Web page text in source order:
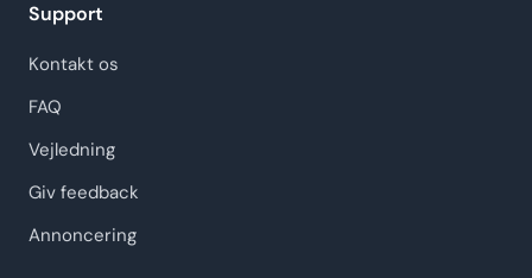
Support
Kontakt os
FAQ
Vejledning
Giv feedback
Annoncering